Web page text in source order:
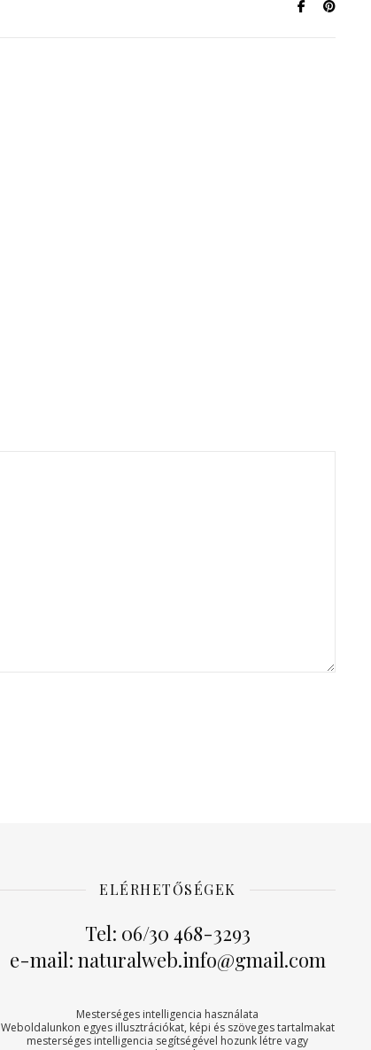
ELÉRHETŐSÉGEK
Tel: 06/30 468-3293
e-mail: naturalweb.info@gmail.com
Mesterséges intelligencia használata
Weboldalunkon egyes illusztrációkat, képi és szöveges tartalmakat
mesterséges intelligencia segítségével hozunk létre vagy